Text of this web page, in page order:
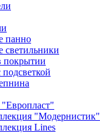
панно
светильники
покрытии
"Модернистик"
Lines